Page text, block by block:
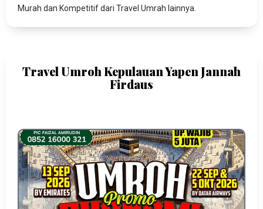
Murah dan Kompetitif dari Travel Umrah lainnya.
Travel Umroh Kepulauan Yapen Jannah
Firdaus